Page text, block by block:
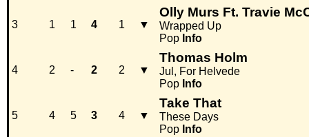
3 1 1 4 1 ▼
Olly Murs Ft. Travie
Wrapped Up
Pop Info
4 2 - 2 2 ▼
Thomas Holm
Jul, For Helvede
Pop Info
5 4 5 3 4 ▼
Take That
These Days
Pop Info